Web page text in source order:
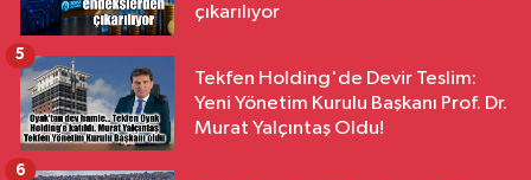
çıkarılıyor
Tekfen Holding'de Devir Teslim:
Yeni Yönetim Kurulu Başkanı Prof. Dr.
Murat Yalçıntaş Oldu!
5
6